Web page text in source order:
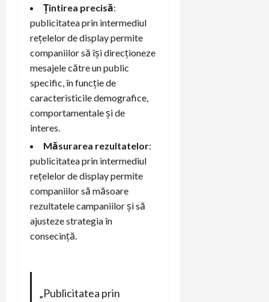
Țintirea precisă:
publicitatea prin intermediul
rețelelor de display permite
companiilor să își direcționeze
mesajele către un public
specific, în funcție de
caracteristicile demografice,
comportamentale și de
interes.
Măsurarea rezultatelor:
publicitatea prin intermediul
rețelelor de display permite
companiilor să măsoare
rezultatele campaniilor și să
ajusteze strategia în
consecință.
„Publicitatea prin